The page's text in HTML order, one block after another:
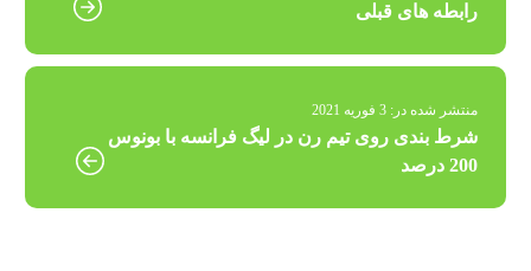
رابطه های قبلی
منتشر شده در: 3 فوریه 2021
شرط بندی روی تیم رن در لیگ فرانسه با بونوس
200 درصد